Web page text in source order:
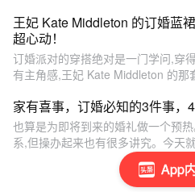
App
王妃 Kate Middleton 的订婚蓝
超心动！
订婚派对的穿搭绝对是一门学问,穿
有主角感,王妃 Kate Middleton 的那
家有喜事，订婚必知的3件事，
也算是为即将到来的婚礼做一个预
系,但操办起来也有很多讲究。今天